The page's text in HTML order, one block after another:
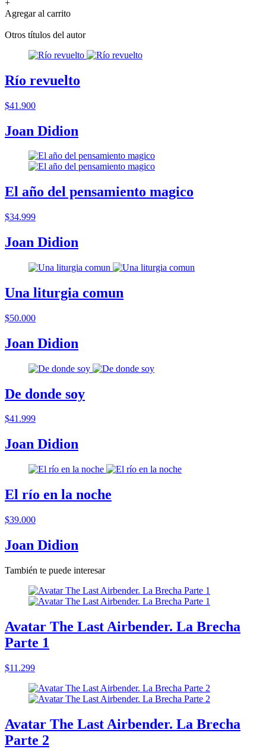
+
Agregar al carrito
Otros títulos del autor
Río revuelto
$41.900
Joan Didion
El año del pensamiento magico
$34.999
Joan Didion
Una liturgia comun
$50.000
Joan Didion
De donde soy
$41.999
Joan Didion
El río en la noche
$39.000
Joan Didion
También te puede interesar
Avatar The Last Airbender. La Brecha
Parte 1
$11.299
Avatar The Last Airbender. La Brecha
Parte 2